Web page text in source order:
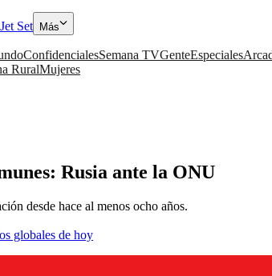
Jet Set Más
ConfidencialesSemana TVGenteEspeciales
RuralMujeres
Rusia ante la ONU
desde hace al menos ocho años.
globales de hoy